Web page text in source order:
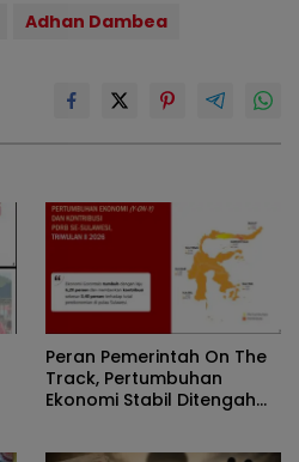
Adhan Dambea
Peran Pemerintah On The
Track, Pertumbuhan
Ekonomi Stabil Ditengah